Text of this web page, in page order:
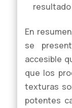
resultado
En
se
accesible
que los
texturas
potentes